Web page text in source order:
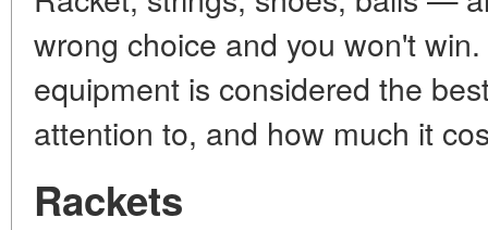
wrong choice and you won't
equipment is considered the
attention to, and how much it
Rackets